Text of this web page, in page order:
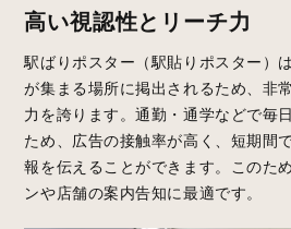
高い視認性とリーチ力
駅ばりポスター（駅貼りポスター）
が集まる場所に掲出されるため、非
力を誇ります。通勤・通学などで毎
ため、広告の接触率が高く、短期間
報を伝えることができます。このた
ンや店舗の案内告知に最適です。